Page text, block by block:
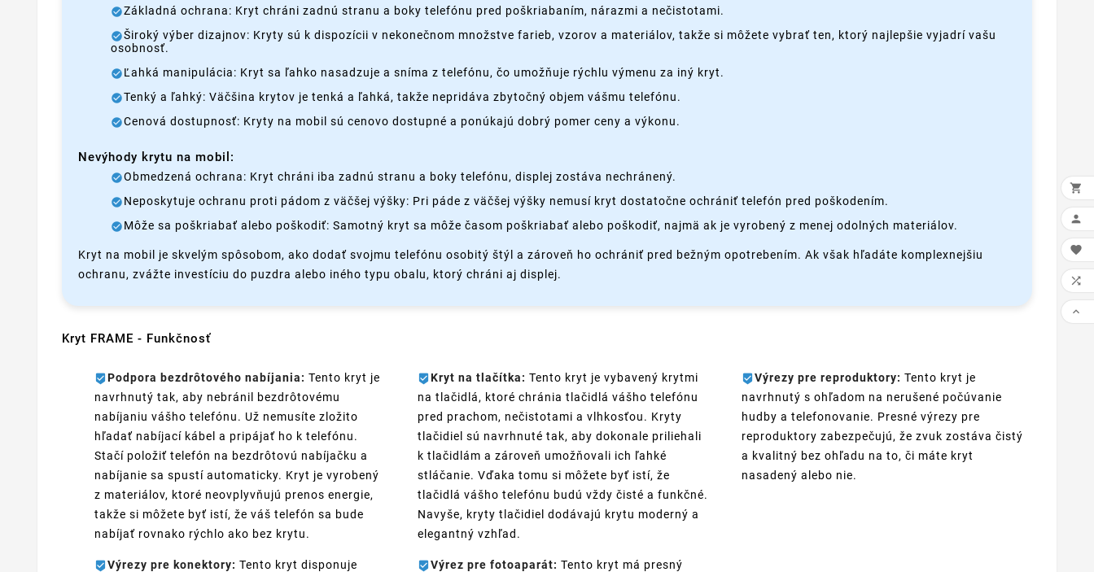
Základná ochrana: Kryt chráni zadnú stranu a boky telefónu pred poškriabaním, nárazmi a nečistotami.
Široký výber dizajnov: Kryty sú k dispozícii v nekonečnom množstve farieb, vzorov a materiálov, takže si môžete vybrať ten, ktorý najlepšie vyjadrí vašu
osobnosť.
Ľahká manipulácia: Kryt sa ľahko nasadzuje a sníma z telefónu, čo umožňuje rýchlu výmenu za iný kryt.
Tenký a ľahký: Väčšina krytov je tenká a ľahká, takže nepridáva zbytočný objem vášmu telefónu.
Cenová dostupnosť: Kryty na mobil sú cenovo dostupné a ponúkajú dobrý pomer ceny a výkonu.
Nevýhody krytu na mobil:
Obmedzená ochrana: Kryt chráni iba zadnú stranu a boky telefónu, displej zostáva nechránený.
Neposkytuje ochranu proti pádom z väčšej výšky: Pri páde z väčšej výšky nemusí kryt dostatočne ochrániť telefón pred poškodením.
Môže sa poškriabať alebo poškodiť: Samotný kryt sa môže časom poškriabať alebo poškodiť, najmä ak je vyrobený z menej odolných materiálov.
Kryt na mobil je skvelým spôsobom, ako dodať svojmu telefónu osobitý štýl a zároveň ho ochrániť pred bežným opotrebením. Ak však hľadáte komplexnejšiu
ochranu, zvážte investíciu do puzdra alebo iného typu obalu, ktorý chráni aj displej.
Kryt FRAME - Funkčnosť
Podpora bezdrôtového nabíjania: Tento kryt je
navrhnutý tak, aby nebránil bezdrôtovému
nabíjaniu vášho telefónu. Už nemusíte zložito
hľadať nabíjací kábel a pripájať ho k telefónu.
Stačí položiť telefón na bezdrôtovú nabíjačku a
nabíjanie sa spustí automaticky. Kryt je vyrobený
z materiálov, ktoré neovplyvňujú prenos energie,
takže si môžete byť istí, že váš telefón sa bude
nabíjať rovnako rýchlo ako bez krytu.
Výrezy pre konektory: Tento kryt disponuje
Kryt na tlačítka: Tento kryt je vybavený krytmi
na tlačidlá, ktoré chránia tlačidlá vášho telefónu
pred prachom, nečistotami a vlhkosťou. Kryty
tlačidiel sú navrhnuté tak, aby dokonale priliehali
k tlačidlám a zároveň umožňovali ich ľahké
stláčanie. Vďaka tomu si môžete byť istí, že
tlačidlá vášho telefónu budú vždy čisté a funkčné.
Navyše, kryty tlačidiel dodávajú krytu moderný a
elegantný vzhľad.
Výrez pre fotoaparát: Tento kryt má presný
Výrezy pre reproduktory: Tento kryt je
navrhnutý s ohľadom na nerušené počúvanie
hudby a telefonovanie. Presné výrezy pre
reproduktory zabezpečujú, že zvuk zostáva čistý
a kvalitný bez ohľadu na to, či máte kryt
nasadený alebo nie.




